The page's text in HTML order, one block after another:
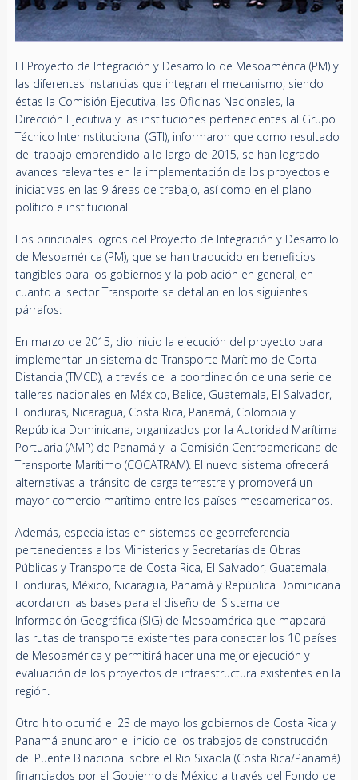
El Proyecto de Integración y Desarrollo de Mesoamérica (PM) y
las diferentes instancias que integran el mecanismo, siendo
éstas la Comisión Ejecutiva, las Oficinas Nacionales, la
Dirección Ejecutiva y las instituciones pertenecientes al Grupo
Técnico Interinstitucional (GTI), informaron que como resultado
del trabajo emprendido a lo largo de 2015, se han logrado
avances relevantes en la implementación de los proyectos e
iniciativas en las 9 áreas de trabajo, así como en el plano
político e institucional.
Los principales logros del Proyecto de Integración y Desarrollo
de Mesoamérica (PM), que se han traducido en beneficios
tangibles para los gobiernos y la población en general, en
cuanto al sector Transporte se detallan en los siguientes
párrafos:
En marzo de 2015, dio inicio la ejecución del proyecto para
implementar un sistema de Transporte Marítimo de Corta
Distancia (TMCD), a través de la coordinación de una serie de
talleres nacionales en México, Belice, Guatemala, El Salvador,
Honduras, Nicaragua, Costa Rica, Panamá, Colombia y
República Dominicana, organizados por la Autoridad Marítima
Portuaria (AMP) de Panamá y la Comisión Centroamericana de
Transporte Marítimo (COCATRAM). El nuevo sistema ofrecerá
alternativas al tránsito de carga terrestre y promoverá un
mayor comercio marítimo entre los países mesoamericanos.
Además, especialistas en sistemas de georreferencia
pertenecientes a los Ministerios y Secretarías de Obras
Públicas y Transporte de Costa Rica, El Salvador, Guatemala,
Honduras, México, Nicaragua, Panamá y República Dominicana
acordaron las bases para el diseño del Sistema de
Información Geográfica (SIG) de Mesoamérica que mapeará
las rutas de transporte existentes para conectar los 10 países
de Mesoamérica y permitirá hacer una mejor ejecución y
evaluación de los proyectos de infraestructura existentes en la
región.
Otro hito ocurrió el 23 de mayo los gobiernos de Costa Rica y
Panamá anunciaron el inicio de los trabajos de construcción
del Puente Binacional sobre el Rio Sixaola (Costa Rica/Panamá)
financiados por el Gobierno de México a través del Fondo de